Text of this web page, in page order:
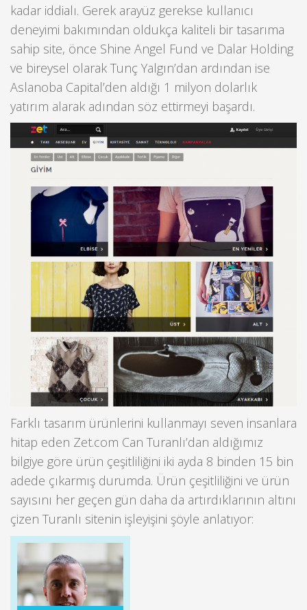
kadar iddialı. Gerek arayüz gerekse kullanıcı
deneyimi bakımından oldukça kaliteli bir tasarıma
sahip site, önce Shine Angel Fund ve Dalar Holding
ve bireysel olarak Tunç Yalgın’dan ardından ise
Aslanoba Capital’den aldığı 1 milyon dolarlık
yatırım alarak adından söz ettirmeyi başardı.
Farklı tasarım ürünlerini kullanmayı seven insanlara
hitap eden Zet.com Can Turanlı’dan aldığımız
bilgiye göre ürün çeşitliliğini iki ayda 8 binden 15 bin
adede çıkarmış durumda. Ürün çeşitliliğini ve ürün
sayısını her geçen gün daha da artırdıklarının altını
çizen Turanlı sitenin işleyişini şöyle anlatıyor: